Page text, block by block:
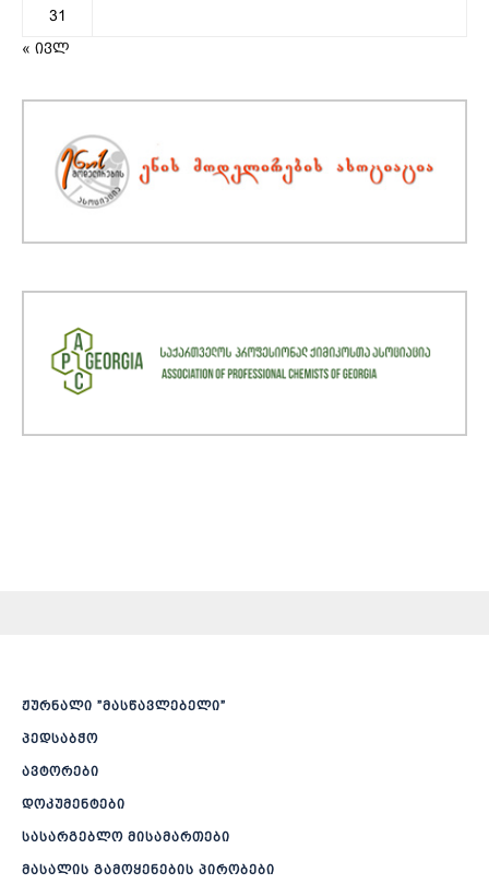
31
« ივლ
ჟურნალი ”მასწავლებელი”
პედსაბჭო
ავტორები
დოკუმენტები
სასარგებლო მისამართები
მასალის გამოყენების პირობები